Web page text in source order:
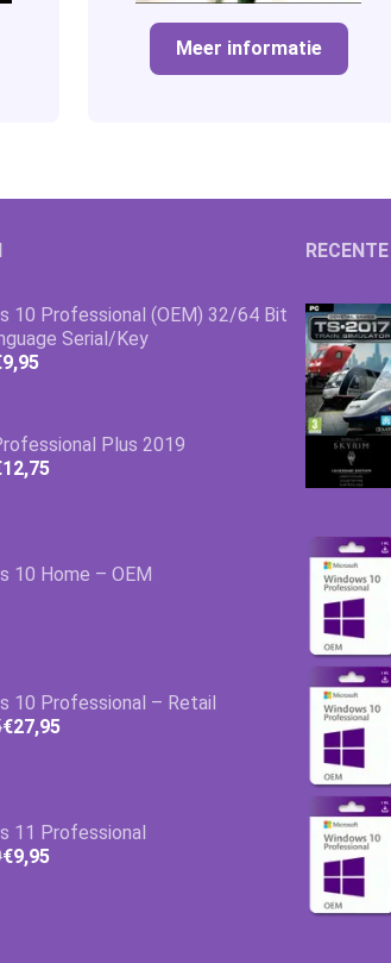
Meer informatie
10 Professional (OEM) 32/64 Bit
Serial/Key
Plus 2019
10 Home – OEM
10 Professional – Retail
€27,95
11 Professional
€9,95